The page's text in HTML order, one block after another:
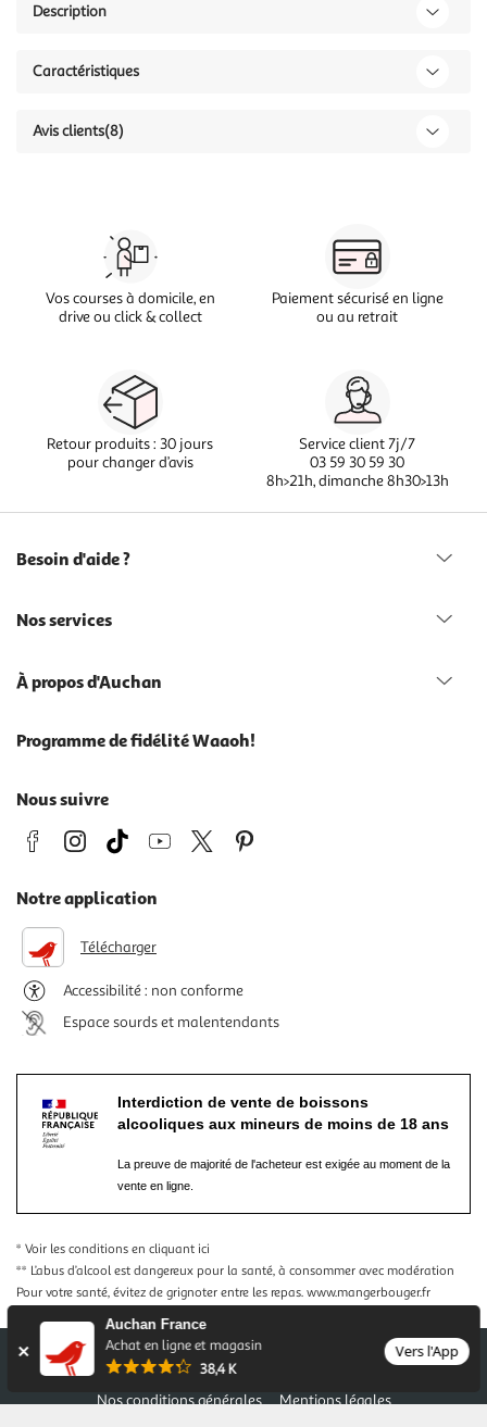
Auchan France
Achat en ligne et magasin
38,4 K
Vers l'App
Description
Caractéristiques
Avis clients(8)
Vos courses à domicile, en
drive ou click & collect
Paiement sécurisé en ligne
ou au retrait
Retour produits : 30 jours
pour changer d’avis
Service client 7j/7
03 59 30 59 30
8h>21h, dimanche 8h30>13h
Besoin d'aide ?
Nos services
À propos d'Auchan
Programme de fidélité Waaoh!
Nous suivre
Notre application
Télécharger
Accessibilité : non conforme
Espace sourds et malentendants
Interdiction de vente de boissons
alcooliques aux mineurs de moins de 18 ans
La preuve de majorité de l'acheteur est exigée au moment de la
vente en ligne.
* Voir les conditions en cliquant ici
** L’abus d’alcool est dangereux pour la santé, à consommer avec modération
Pour votre santé, évitez de grignoter entre les repas. www.mangerbouger.fr
Nos conditions générales
Mentions légales